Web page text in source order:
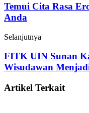
Temui Cita Rasa
Anda
Selanjutnya
FITK UIN Sunan
Wisudawan
Artikel Terkait